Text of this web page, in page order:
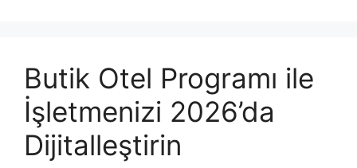
Butik Otel Programı ile
İşletmenizi 2026’da
Dijitalleştirin